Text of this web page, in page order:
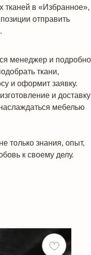
тканей в «Избранное»,
отправить
менеджер и подробно
ткани,
и оформит заявку.
и доставку
мебелью
только знания, опыт,
к своему делу.